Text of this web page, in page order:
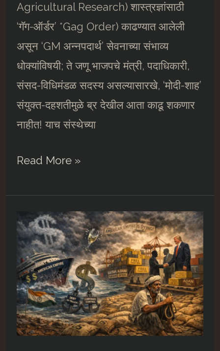
Agricultural Research) शास्त्रज्ञांसाठी
‘गॅग-ऑर्डर’ *Gag Order) काढण्यात आलेली
असून ‘GM अन्नपदार्थ’ सेवनाच्या संभाव्य
धोक्यांविषयी; ते जणू भाजपचे मंत्री, पदाधिकारी,
संसद-विधिमंडळ सदस्य असल्यासारखे, ‘मोदी-शाह’
संयुक्त-दहशतीमुळे ब्र देखील आता काढू शकणार
नाहीत! याच संस्थेच्या
Sinister
Trade-
Deal
by
‘compromised’
Prime
Minister….##8
Read More »